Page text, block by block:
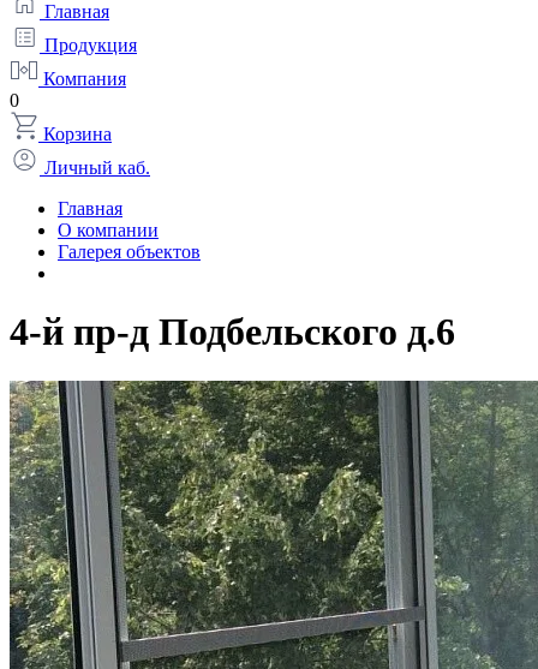
Главная
Продукция
Компания
0
Корзина
Личный каб.
Главная
О компании
Галерея объектов
4-й пр-д Подбельского д.6